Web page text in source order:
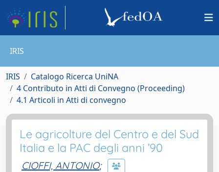
IRIS
IRIS
Catalogo Ricerca UniNA
4 Contributo in Atti di Convegno (Proceeding)
4.1 Articoli in Atti di convegno
Le agricolture del Centro e del Sud
Italia e la PAC degli anni ’90
CIOFFI, ANTONIO;